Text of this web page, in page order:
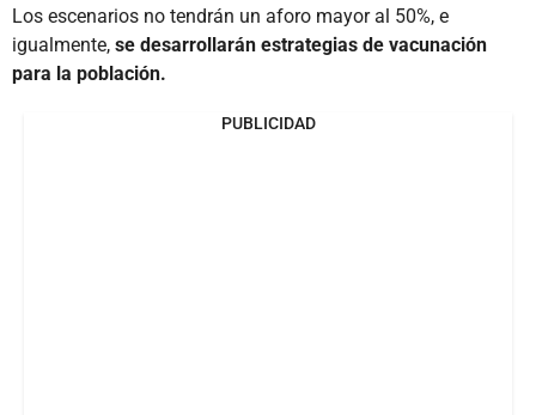
Los escenarios no tendrán un aforo mayor al 50%, e
igualmente, se desarrollarán estrategias de vacunación
para la población.
PUBLICIDAD